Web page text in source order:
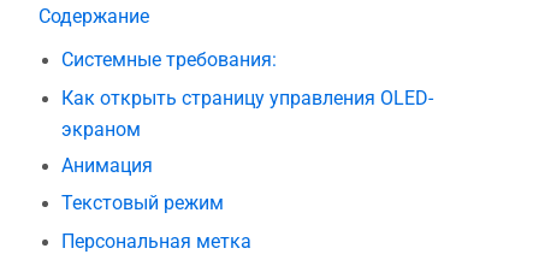
Содержание
Системные требования:
Как открыть страницу управления OLED-
экраном
Анимация
Текстовый режим
Персональная метка